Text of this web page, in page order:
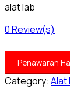
alat lab
0Review(s)
Penawaran
Category: Alat